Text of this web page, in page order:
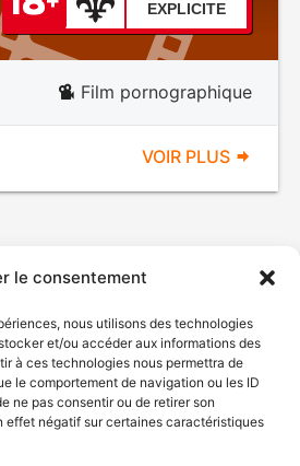
le consentement
nous utilisons des technologies
et/ou accéder aux informations des
à ces technologies nous permettra de
le comportement de navigation ou les ID
ne pas consentir ou de retirer son
effet négatif sur certaines caractéristiques
EXPLICITE
Film pornographique
VOIR PLUS